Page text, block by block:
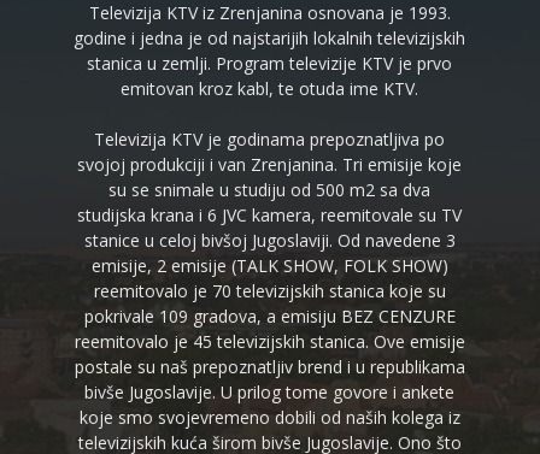
Televizija KTV iz Zrenjanina osnovana je 1993.
godine i jedna je od najstarijih lokalnih televizijskih
stanica u zemlji. Program televizije KTV je prvo
emitovan kroz kabl, te otuda ime KTV.
Televizija KTV je godinama prepoznatljiva po
svojoj produkciji i van Zrenjanina. Tri emisije koje
su se snimale u studiju od 500 m2 sa dva
studijska krana i 6 JVC kamera, reemitovale su TV
stanice u celoj bivšoj Jugoslaviji. Od navedene 3
emisije, 2 emisije (TALK SHOW, FOLK SHOW)
reemitovalo je 70 televizijskih stanica koje su
pokrivale 109 gradova, a emisiju BEZ CENZURE
reemitovalo je 45 televizijskih stanica. Ove emisije
postale su naš prepoznatljiv brend i u republikama
bivše Jugoslavije. U prilog tome govore i ankete
koje smo svojevremeno dobili od naših kolega iz
televizijskih kuća širom bivše Jugoslavije. Ono što